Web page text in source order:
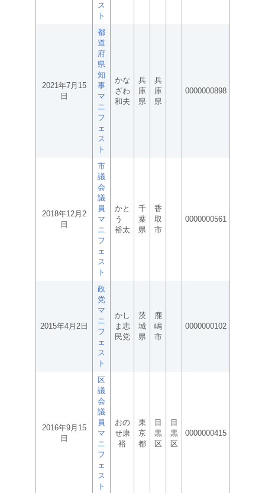
ス
ト
2021年7月15
日
都
道
府
県
知
事
マ
ニ
フ
ェ
ス
ト
かな
ざわ
和夫
兵
庫
県
兵
庫
県
0000000898
2018年12月2
日
市
議
会
議
員
マ
ニ
フ
ェ
ス
ト
かと
う
裕太
千
葉
県
香
取
市
0000000561
2015年4月2日
政
党
マ
ニ
フ
ェ
ス
ト
かし
ま志
民党
茨
城
県
鹿
嶋
市
0000000102
2016年9月15
日
区
議
会
議
員
マ
ニ
フ
ェ
ス
ト
おの
せ康
裕
東
京
都
目
黒
区
目
黒
区
0000000415